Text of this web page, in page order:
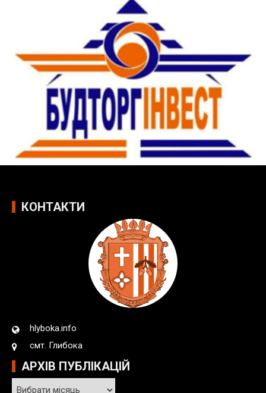
КОНТАКТИ
hlyboka.info
смт. Глибока
АРХІВ ПУБЛІКАЦІЙ
А